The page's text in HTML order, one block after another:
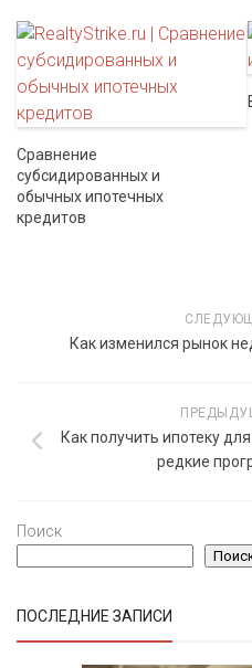
Сравнение
субсидированных и
обычных ипотечных
кредитов
Как изменился рынок
Как получить ипотеку
редкие
Поиск
ПОСЛЕДНИЕ ЗАПИСИ